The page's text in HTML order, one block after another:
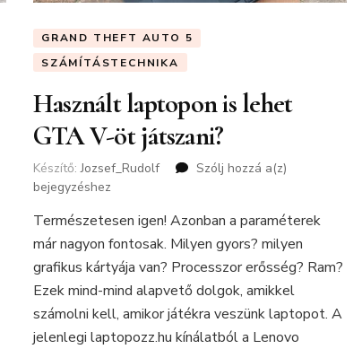
GRAND THEFT AUTO 5
SZÁMÍTÁSTECHNIKA
Használt laptopon is lehet
GTA V-öt játszani?
Készítő:Jozsef_Rudolf Szólj hozzá a(z)
lehet
GTA
V-
öt
játszani?
bejegyzéshez
Természetesen igen! Azonban a paraméterek
már nagyon fontosak. Milyen gyors? milyen
grafikus kártyája van? Processzor erősség? Ram?
Ezek mind-mind alapvető dolgok, amikkel
számolni kell, amikor játékra veszünk laptopot. A
jelenlegi laptopozz.hu kínálatból a Lenovo